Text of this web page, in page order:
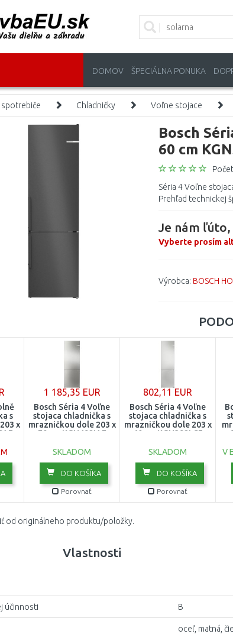
DOMOV ŠPECIÁLNA PONUKA
Chladničky Voľne stojace
Bosch
60 cm
Séria 4 Voľne
Prehľad technickej
Je nám
Vyberte prosím
Výrobca: BOSCH
s
x
1 185,35 EUR
Bosch Séria 4 Voľne
stojaca chladnička s
mrazničkou dole 203 x
70 cm KGN492IAF
SKLADOM
DO KOŠÍKA
Porovnať
802,11 EUR
Bosch Séria 4 Voľne
stojaca chladnička s
mrazničkou dole 203 x
60 cm KGN392LCF
SKLADOM
DO KOŠÍKA
Porovnať
x
V
od originálneho produktu/položky.
Vlastnosti
účinnosti B
oceľ, matná,